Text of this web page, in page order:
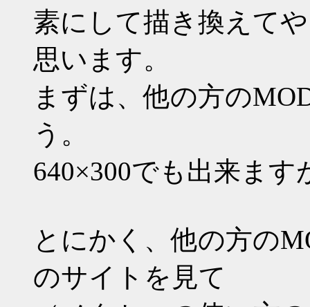
素にして描き換えて
思います。
まずは、他の方の
う。
640×300でも出来ま
とにかく、他の方の
のサイトを見て